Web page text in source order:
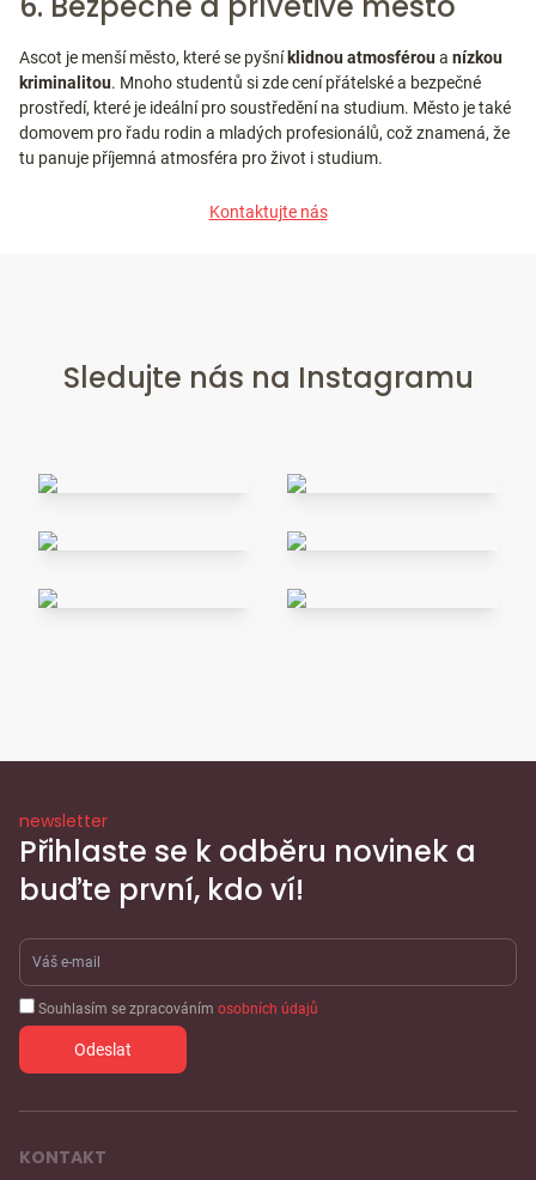
Ascot je menší město, které se pyšní klidnou atmosféroua nízkou
kriminalitou. Mnoho studentů si zde cení přátelské a bezpečné
prostředí, které je ideální pro soustředění na studium. Město je také
domovem pro řadu rodin a mladých profesionálů, což znamená, že
tu panuje příjemná atmosféra pro život i studium.
Kontaktujte nás
Sledujte nás na Instagramu
newsletter
Přihlaste se k odběru novinek a
buďte první, kdo ví!
Souhlasím se zpracováním osobních údajů
KONTAKT